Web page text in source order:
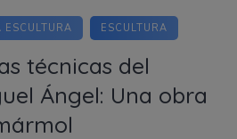
ESCULTURA
técnicas del
Ángel: Una obra